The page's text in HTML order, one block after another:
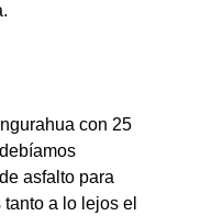
con 25
asfalto para
tanto a lo lejos el